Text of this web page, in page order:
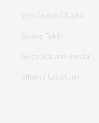
Yeni Üyelik Oluştur
Sipariş Takibi
Sıkça Sorulan Sorular
Şifremi Unuttum